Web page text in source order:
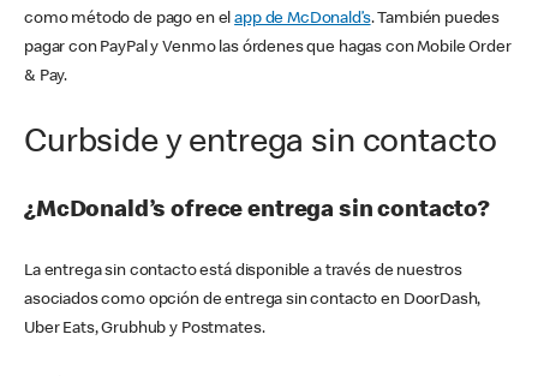
como método de pago en elapp de McDonald’s. También puedes
pagar con PayPal y Venmo las órdenes que hagas con Mobile Order
& Pay.
Curbside y entrega sin contacto
¿McDonald’s ofrece entrega sin contacto?
La entrega sin contacto está disponible a través de nuestros
asociados como opción de entrega sin contacto en DoorDash,
Uber Eats, Grubhub y Postmates.